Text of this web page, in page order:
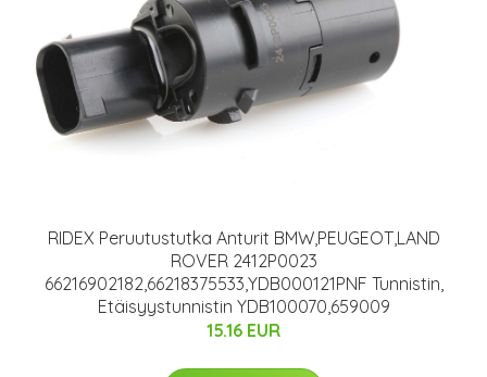
RIDEX Peruutustutka Anturit BMW,PEUGEOT,LAND
ROVER 2412P0023
66216902182,66218375533,YDB000121PNF Tunnistin,
Etäisyystunnistin YDB100070,659009
15.16 EUR